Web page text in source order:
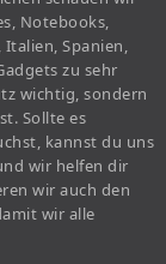
Notebooks,
Spanien,
zu sehr
wichtig, sondern
Sollte es
kannst du uns
wir helfen dir
wir auch den
wir alle